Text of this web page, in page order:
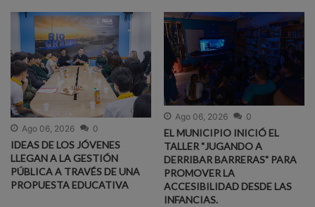
Ago 06, 2026 0
IDEAS DE LOS JÓVENES
LLEGAN A LA GESTIÓN
PÚBLICA A TRAVÉS DE UNA
PROPUESTA EDUCATIVA
Ago 06, 2026 0
EL MUNICIPIO INICIÓ EL
TALLER "JUGANDO A
DERRIBAR BARRERAS" PARA
PROMOVER LA
ACCESIBILIDAD DESDE LAS
INFANCIAS.